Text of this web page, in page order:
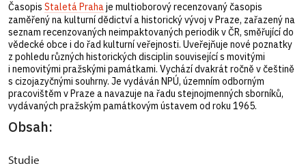
Časopis Staletá Prahaje multioborový recenzovaný časopis
zaměřený na kulturní dědictví a historický vývoj v Praze, zařazený na
seznam recenzovaných neimpaktovaných periodik v ČR, směřující do
vědecké obce i do řad kulturní veřejnosti. Uveřejňuje nové poznatky
z pohledu různých historických disciplin související s movitými
i nemovitými pražskými památkami. Vychází dvakrát ročně v češtině
s cizojazyčnými souhrny. Je vydáván NPÚ, územním odborným
pracovištěm v Praze a navazuje na řadu stejnojmenných sborníků,
vydávaných pražským památkovým ústavem od roku 1965.
Obsah: